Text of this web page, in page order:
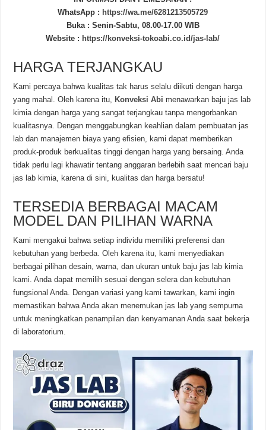
WhatsApp : https://wa.me/6281213505729
Buka : Senin-Sabtu, 08.00-17.00 WIB
Website : https://konveksi-tokoabi.co.id/jas-lab/
HARGA TERJANGKAU
Kami percaya bahwa kualitas tak harus selalu diikuti dengan harga
yang mahal. Oleh karena itu,Konveksi Abi menawarkan baju jas lab
kimia dengan harga yang sangat terjangkau tanpa mengorbankan
kualitasnya. Dengan menggabungkan keahlian dalam pembuatan jas
lab dan manajemen biaya yang efisien, kami dapat memberikan
produk-produk berkualitas tinggi dengan harga yang bersaing. Anda
tidak perlu lagi khawatir tentang anggaran berlebih saat mencari baju
jas lab kimia, karena di sini, kualitas dan harga bersatu!
TERSEDIA BERBAGAI MACAM
MODEL DAN PILIHAN WARNA
Kami mengakui bahwa setiap individu memiliki preferensi dan
kebutuhan yang berbeda. Oleh karena itu, kami menyediakan
berbagai pilihan desain, warna, dan ukuran untuk baju jas lab kimia
kami. Anda dapat memilih sesuai dengan selera dan kebutuhan
fungsional Anda. Dengan variasi yang kami tawarkan, kami ingin
memastikan bahwa Anda akan menemukan jas lab yang sempurna
untuk meningkatkan penampilan dan kenyamanan Anda saat bekerja
di laboratorium.